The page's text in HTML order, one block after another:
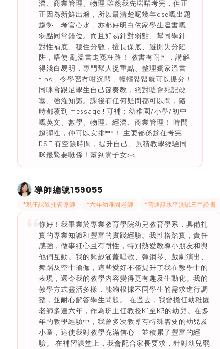
濟、商業管理、物理 雖然我先啱啱考完，但正
正因為新鮮出爐，所以最清楚呢幾年dse嘅出題
趨勢、考官心水，亦都好明白依家學生溫書嘅
弱點同常錯位。而且好易針對弱點、幫同學針
對性補底、穩住分數，擅長保底、避開失分陷
阱，唔使 亂溫書走冤枉路！ 教書有耐性，講解
得淺白易明，專門幫人捉重點、整理獨家溫書
tips，令學習冇咁沉悶，輕輕鬆鬆就可以提分！
同咪會跟足學生自己節奏教，絕對唔會死記硬
塞、強灌知識。課後有任何疑問都可以問，隨
時都覆到 message ! 可補：幼稚園/小學/初中
嘅英文、數學、物理、經濟、商業管理！ 時間
超彈性，仲可以安排***！ 主要都係趁住考完
DSE 有空餘時間，提升自己、累積教學經驗同
咪最緊要嘅係！幫到貴子女><
導師編號159055
*現仼課餘托管導師 *六年幼稚園老師 *普通話水平測試三甲證書
你好！我畢業於專業教育學院幼兒教育學系，具備扎
實的專業知識和豐富的實踐經驗。我性格踏實，責任
感強，做事細心且有耐性，特別熱愛教導小朋友和與
他們互動。我的興趣涵蓋唱歌、彈鋼琴、戲劇演出、
舞蹈及空中瑜伽，這些愛好不僅提升了我在教學中的
表現，還令我的教學內容變得更有趣及生動化。我的
教學方式靈活多樣，能夠根據不同學生的需求進行調
整，並耐心解答學生問題。 在過去，我曾擔任幼稚園
老師多達六年，作為班主任教授K1至K3的幼兒。在多
年的教學經驗中，我曾多次教導有特殊需要的幼兒及
小童，這使我對教學充滿信心，並積累了豐富的經
驗。 在補習課堂上，我會配合家長要求，針對幼兒弱